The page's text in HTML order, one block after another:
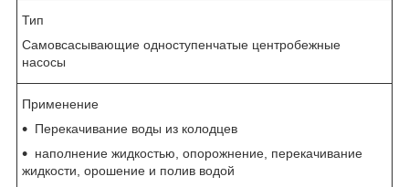
Тип
Самовсасывающие одноступенчатые центробежные
насосы
Применение
Перекачивание воды из колодцев
наполнение жидкостью, опорожнение, перекачивание
жидкости, орошение и полив водой